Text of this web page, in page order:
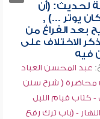
لحديث: (أن
يوتر ...) ,
بعد الفراغ من
الاختلاف على
فيه
عبد المحسن العباد
محاضرة ( شرح سنن
- كتاب قيام الليل
- (باب ترك رفع